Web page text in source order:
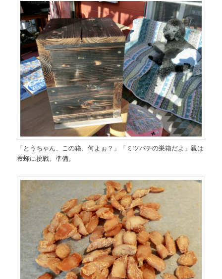
「とうちゃん、この箱、何よぉ？」「ミツバチの巣箱だよ」親は
養蜂に挑戦、準備。